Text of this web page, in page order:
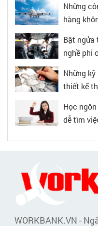
Những
hàng
Bật ngửa
nghề phi
Những
thiết kế
Học
dễ tìm
WORKBANK.VN -